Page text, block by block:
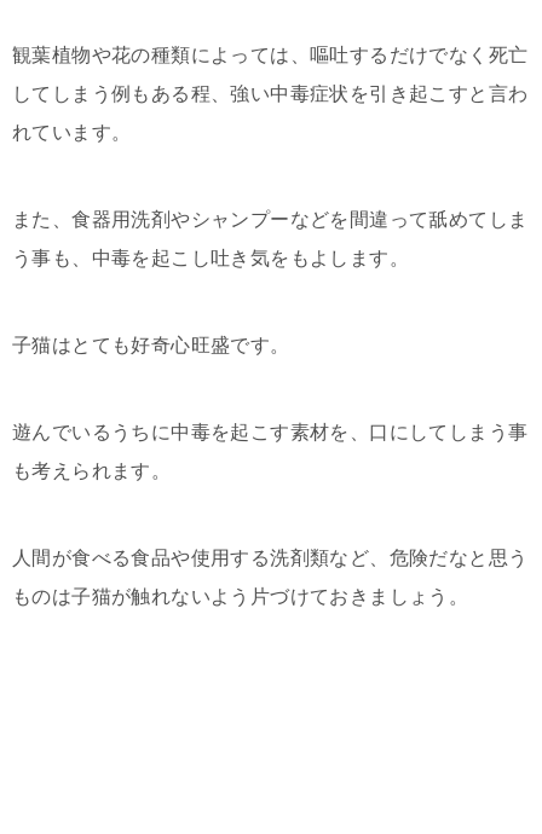
観葉植物や花の種類によっては、嘔吐するだけでなく死亡
してしまう例もある程、強い中毒症状を引き起こすと言わ
れています。
また、食器用洗剤やシャンプーなどを間違って舐めてしま
う事も、中毒を起こし吐き気をもよします。
子猫はとても好奇心旺盛です。
遊んでいるうちに中毒を起こす素材を、口にしてしまう事
も考えられます。
人間が食べる食品や使用する洗剤類など、危険だなと思う
ものは子猫が触れないよう片づけておきましょう。